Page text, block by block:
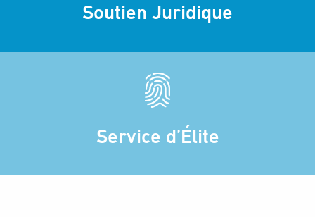
Soutien Juridique
Service d’Élite